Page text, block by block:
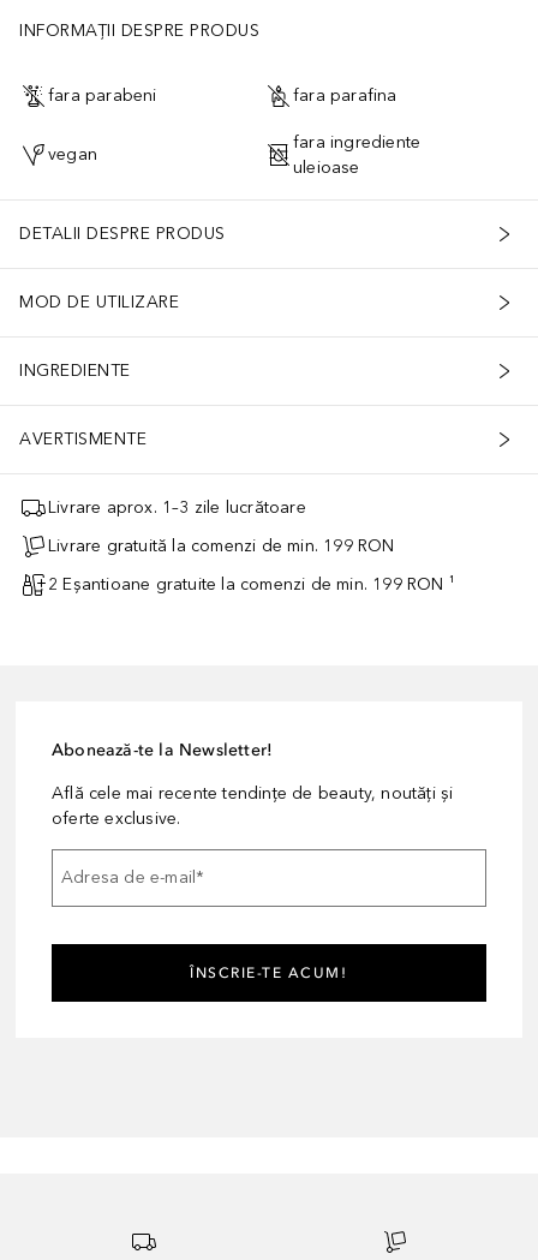
INFORMAȚII DESPRE PRODUS
fara parabeni fara parafina
vegan
fara ingrediente
uleioase
DETALII DESPRE PRODUS
MOD DE UTILIZARE
INGREDIENTE
AVERTISMENTE
Livrare aprox. 1–3 zile lucrătoare
Livrare gratuită la comenzi de min. 199 RON
2 Eșantioane gratuite la comenzi de min. 199 RON ¹
Abonează-te la Newsletter!
Află cele mai recente tendințe de beauty, noutăți și
oferte exclusive.
Adresa de e-mail*
ÎNSCRIE-TE ACUM!